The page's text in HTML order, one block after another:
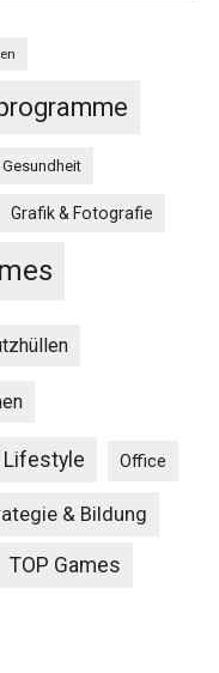
Grafik & Fotografie
Lifestyle Office
& Bildung
TOP Games